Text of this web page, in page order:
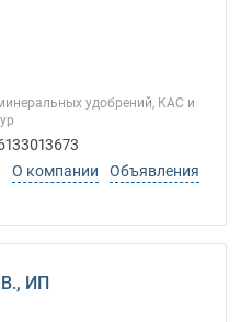
удобрений, КАС и
О компании
Объявления
ИП